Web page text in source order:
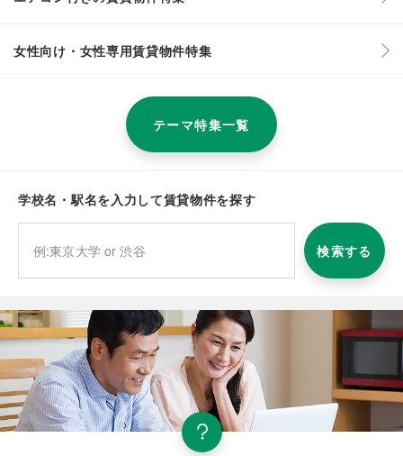
女性向け・女性専用賃貸物件特集
テーマ特集一覧
学校名・駅名を入力して賃貸物件を探す
検索する